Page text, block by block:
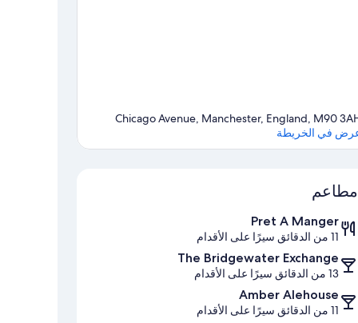
Chicago Avenue, Manchester, England, M90
في الخريطة
مطاعم
Pret A Manger
11 من الدقائق سيرًا على الأقدام
The Bridgewater Exchange
13 من الدقائق سيرًا على الأقدام
Amber Alehouse
11 من الدقائق سيرًا على الأقدام